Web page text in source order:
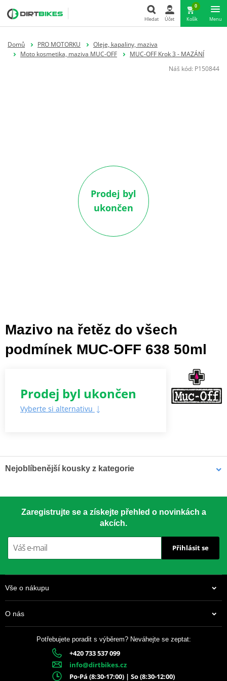
Hledat Účet
0
Košík Menu
Domů PRO MOTORKU
Oleje, kapaliny, maziva
Moto kosmetika, maziva MUC-OFF
MUC-OFF Krok 3 - MAZÁNÍ
Náš kód: P150844
Prodej byl
ukončen
Mazivo na řetěz do všech
podmínek MUC-OFF 638 50ml
Prodej byl ukončen
Vyberte si alternativu
Nejoblíbenější kousky z kategorie
na motocykly SILICON
329 Kč
Na prodejně
sucha MUC-OFF 649 400ml
439 Kč
Zaregistrujte se a získejte přehled o novinkách a
akcích.
Přihlásit se
Vše o nákupu
O nás
Potřebujete poradit s výběrem? Neváhejte se zeptat:
+420 733 537 099
info@dirtbikes.cz
Po-Pá (8:30-17:00) | So (8:30-12:00)